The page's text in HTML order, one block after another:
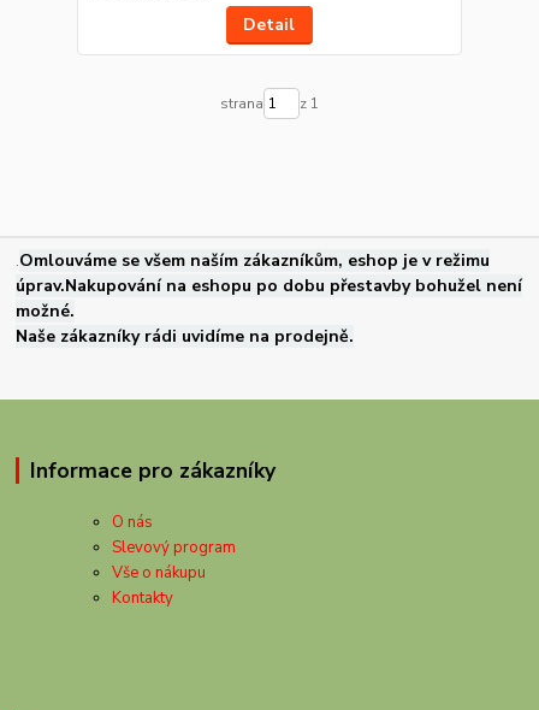
Detail
strana z 1
.Omlouváme se všem naším zákazníkům, eshop je v režimu
úprav.Nakupování na eshopu po dobu přestavby bohužel není
možné.
Naše zákazníky rádi uvidíme na prodejně.
Informace pro zákazníky
O nás
Slevový program
Vše o nákupu
Kontakty